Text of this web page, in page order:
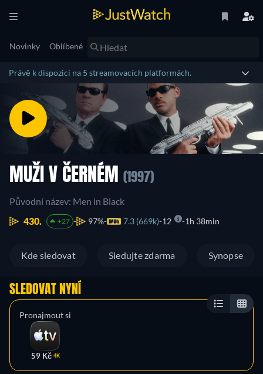
Novinky Oblíbené
Právě k dispozici na 5 streamovacích platformách.
MUŽI V ČERNÉM (1997)
Původní název: Men in Black
430.
+27 97% 7.3 (669k) 12 1h 38min
Kde sledovat Sledujte zdarma Synopse
SLEDOVAT NYNÍ
Pronajmout si
59 Kč 4K